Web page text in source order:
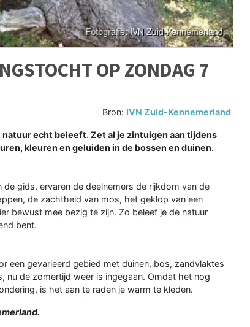
OP ZONDAG 7
Bron: IVN Zuid-Kennemerland
echt beleeft. Zet al je zintuigen aan tijdens
kleuren en geluiden in de bossen en duinen.
gids, ervaren de deelnemers de rijkdom van de
de zachtheid van mos, het geklop van een
bewust mee bezig te zijn. Zo beleef je de natuur
bent.
een gevarieerd gebied met duinen, bos, zandvlaktes
nu de zomertijd weer is ingegaan. Omdat het nog
is het aan te raden je warm te kleden.